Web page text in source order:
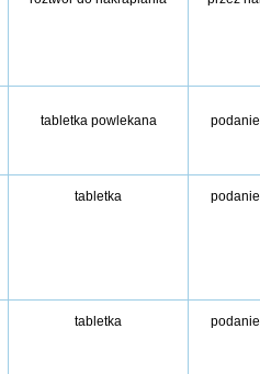
tabletka powlekana
tabletka
tabletka